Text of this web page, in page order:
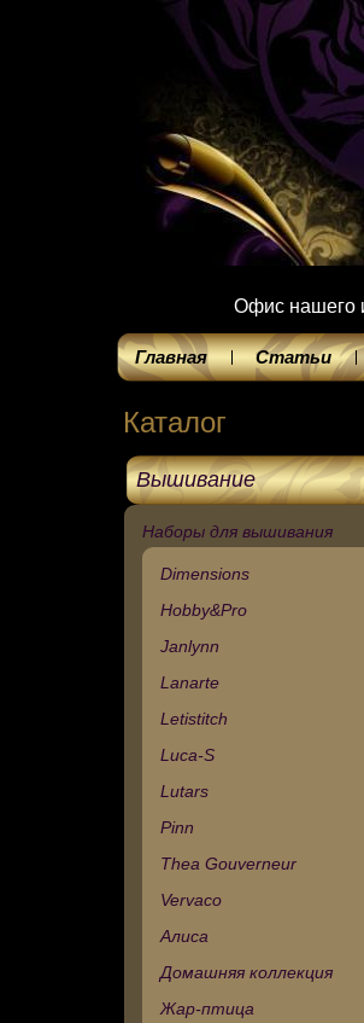
Офис нашего
Главная Статьи
Каталог
Вышивание
Наборы для вышивания
Dimensions
Hobby&Pro
Janlynn
Lanarte
Letistitch
Luca-S
Lutars
Pinn
Thea Gouverneur
Vervaco
Алиса
Домашняя коллекция
Жар-птица